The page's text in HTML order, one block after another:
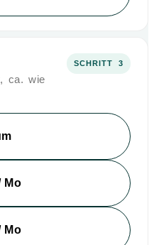
ca. wie
SCHRITT 3
Mo
Mo